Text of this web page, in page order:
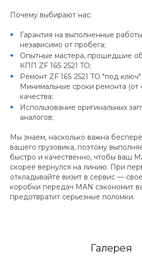
Почему выбирают нас:
Гарантия на выполненные
независимо от пробега;
Опытные мастера, прошедшие
КПП ZF 16S 2521 TO;
Ремонт ZF 16S 2521 TO "под
Минимальные сроки ремонта (от
качества;
Использование оригинальных
аналогов;
Мы знаем, насколько важна
вашего грузовика, поэтому
быстро и качественно, чтобы ваш
скорее вернулся на линию. При
откладывайте визит в сервис —
коробки передач MAN сэкономит
предотвратит серьезные поломки.
Галерея